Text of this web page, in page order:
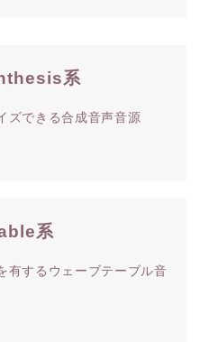
系
ズできる合成音声音源
系
有するウェーブテーブル音